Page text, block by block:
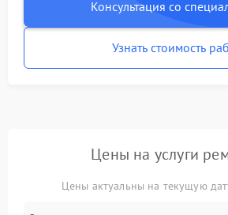
Консультация со
Узнать стоимость
Цены на услуги
Цены актуальны на текущую